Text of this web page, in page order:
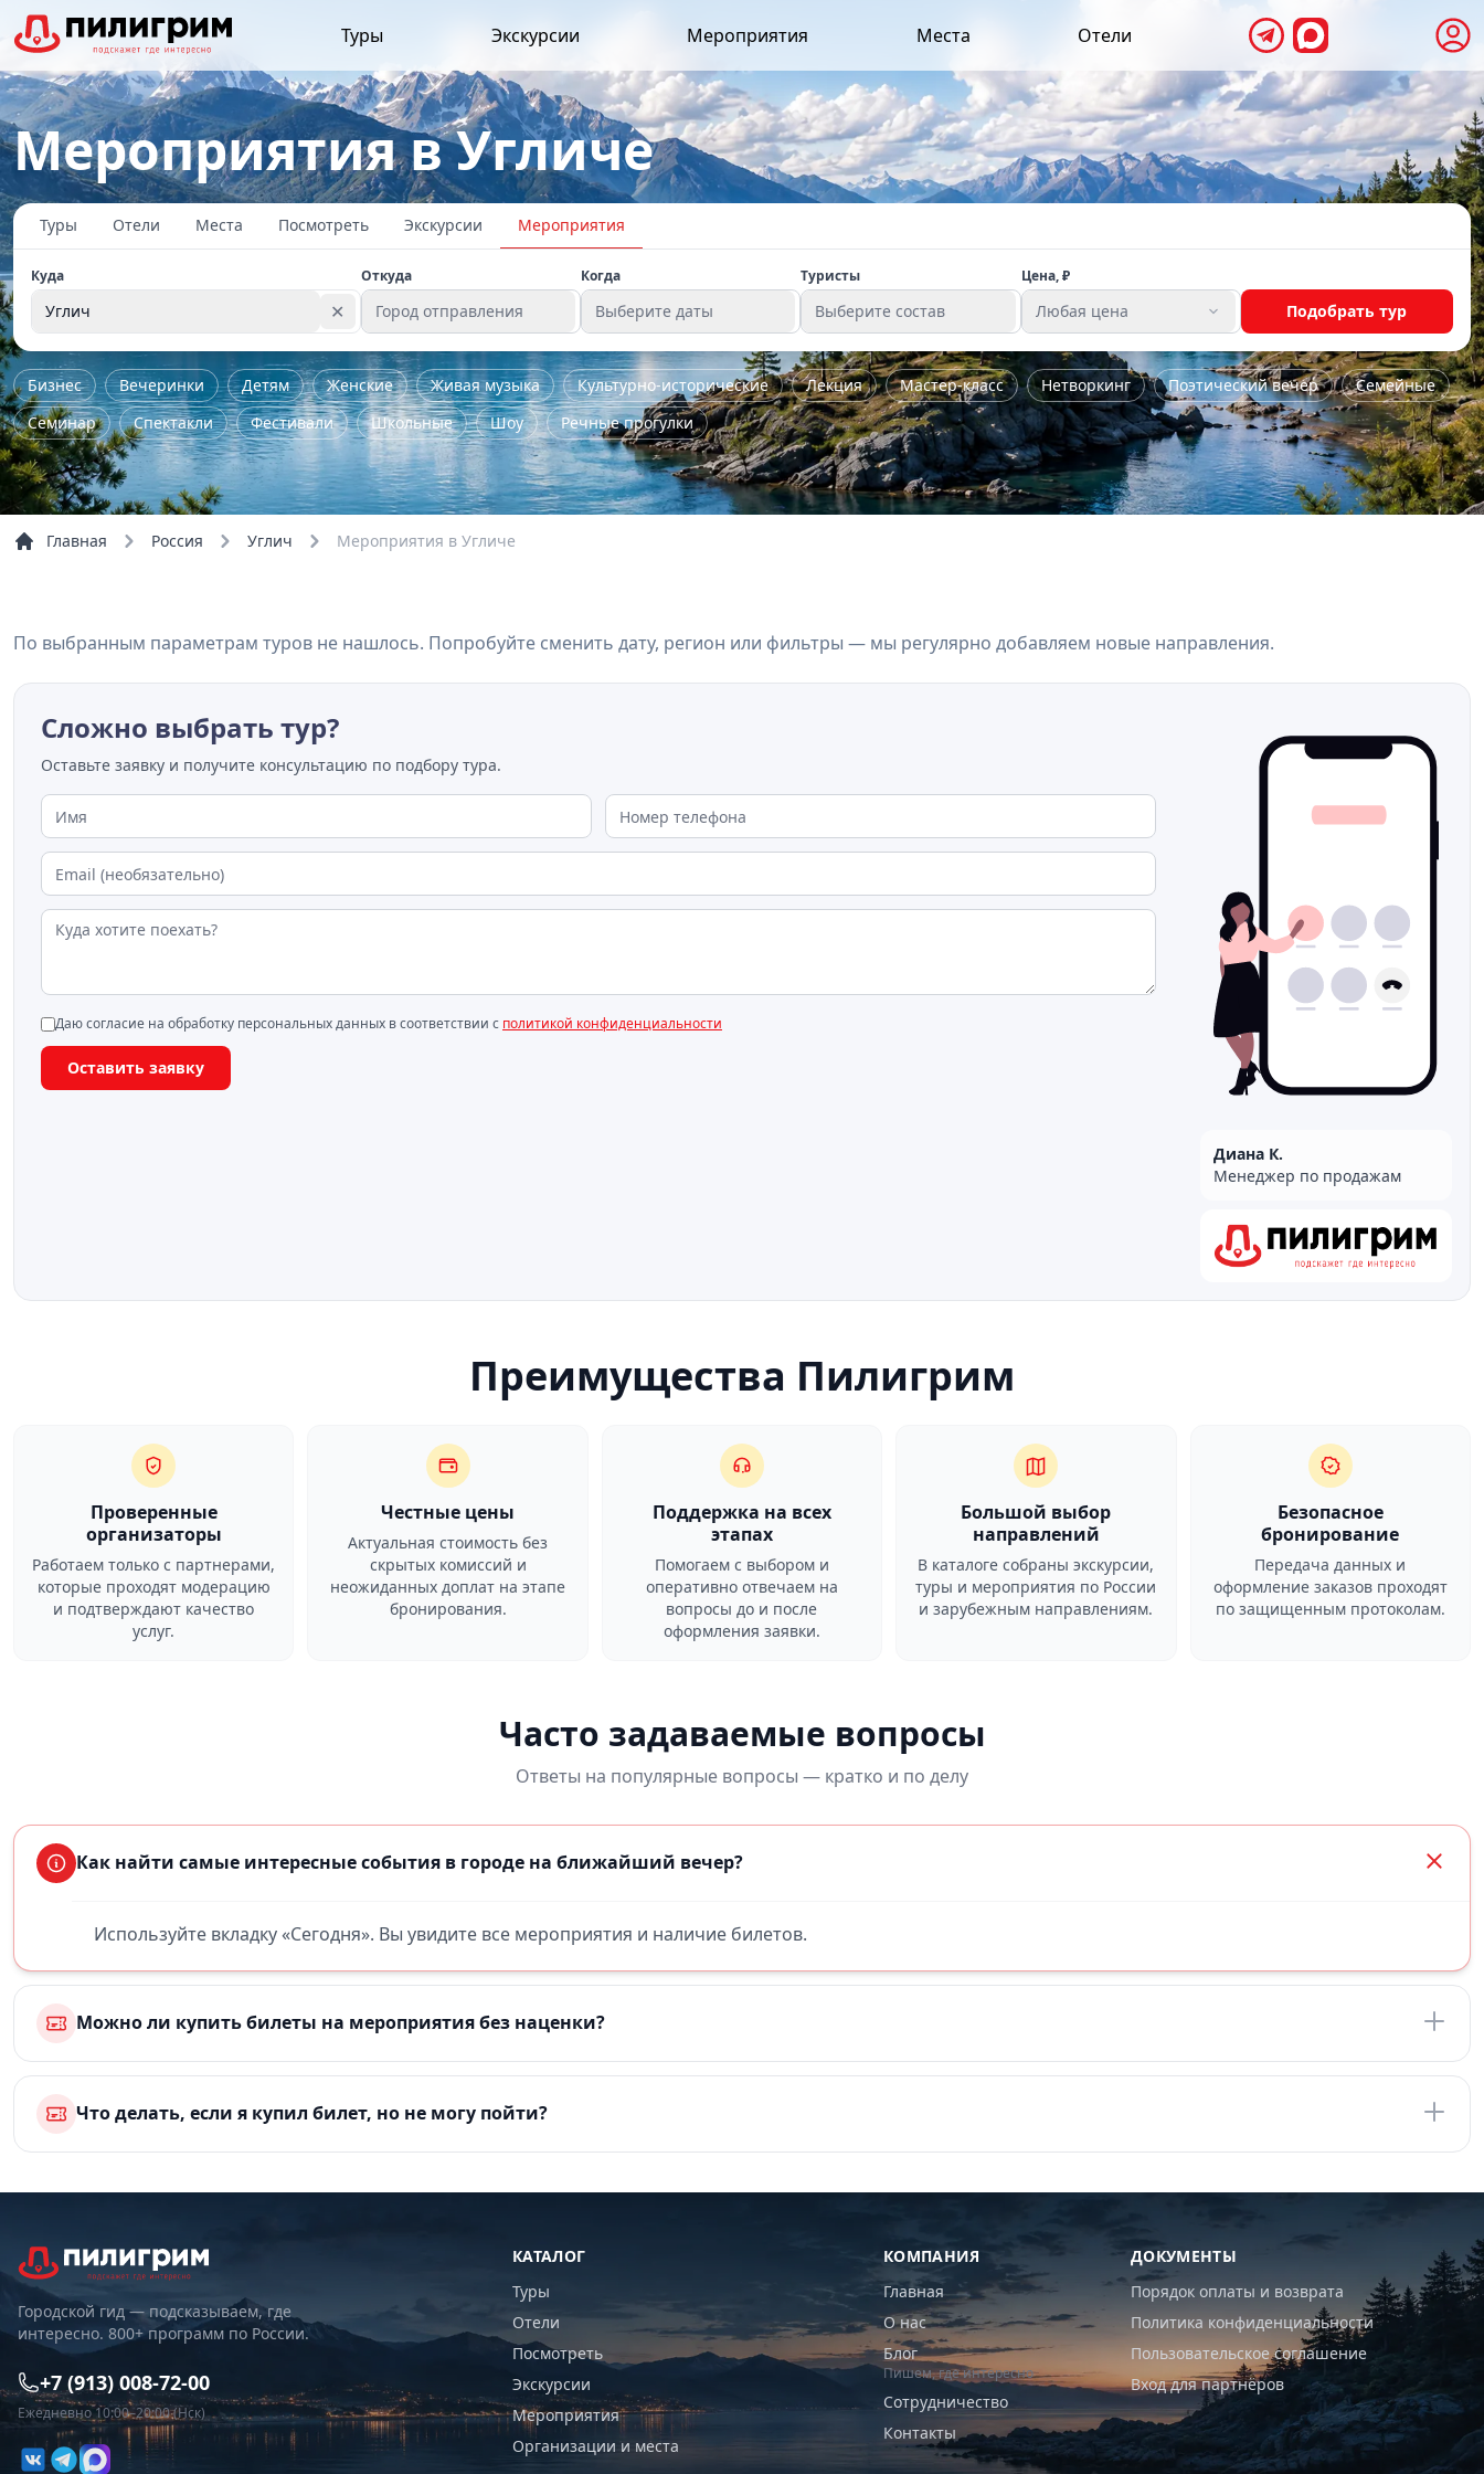
Туры Экскурсии Мероприятия Места Отели
Мероприятия в Угличе
Туры Отели Места Посмотреть Экскурсии Мероприятия
Куда
Углич ✕
Откуда
Город отправления
Когда
Выберите даты
Туристы
Выберите состав
Цена, ₽
Любая цена Подобрать тур
Бизнес Вечеринки Детям Женские Живая музыка Культурно-исторические Лекция Мастер-класс Нетворкинг Поэтический вечер
Семейные
Семинар
Спектакли Фестивали Школьные Шоу Речные прогулки
Главная Россия Углич Мероприятия в Угличе
По выбранным параметрам туров не нашлось. Попробуйте сменить дату, регион или фильтры — мы регулярно добавляем новые направления.
Сложно выбрать тур?
Оставьте заявку и получите консультацию по подбору тура.
Даю согласие на обработку персональных данных в соответствии с политикой конфиденциальности
Оставить заявку
Диана К.
Менеджер по продажам
Преимущества Пилигрим
Проверенные
организаторы
Работаем только с партнерами,
которые проходят модерацию
и подтверждают качество
услуг.
Честные цены
Актуальная стоимость без
скрытых комиссий и
неожиданных доплат на этапе
бронирования.
Поддержка на всех
этапах
Помогаем с выбором и
оперативно отвечаем на
вопросы до и после
оформления заявки.
Большой выбор
направлений
В каталоге собраны экскурсии,
туры и мероприятия по России
и зарубежным направлениям.
Безопасное
бронирование
Передача данных и
оформление заказов проходят
по защищенным протоколам.
Часто задаваемые вопросы
Ответы на популярные вопросы — кратко и по делу
Как найти самые интересные события в городе на ближайший вечер?
Используйте вкладку «Сегодня». Вы увидите все мероприятия и наличие билетов.
Можно ли купить билеты на мероприятия без наценки?
Что делать, если я купил билет, но не могу пойти?
Городской гид — подсказываем, где
интересно. 800+ программ по России.
+7 (913) 008-72-00
Ежедневно 10:00–20:00 (Нск)
КАТАЛОГ
Туры
Отели
Посмотреть
Экскурсии
Мероприятия
Организации и места
КОМПАНИЯ
Главная
О нас
Блог
Пишем, где интересно
Сотрудничество
Контакты
ДОКУМЕНТЫ
Порядок оплаты и возврата
Политика конфиденциальности
Пользовательское соглашение
Вход для партнёров